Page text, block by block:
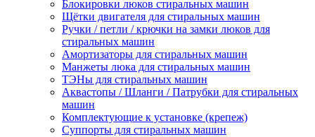
Блокировки люков стиральных машин
Щётки двигателя для стиральных машин
Ручки / петли / крючки на замки люков для
стиральных машин
Амортизаторы для стиральных машин
Манжеты люка для стиральных машин
ТЭНы для стиральных машин
Аквастопы / Шланги / Патрубки для стиральных
машин
Комплектующие к установке (крепеж)
Суппорты для стиральных машин